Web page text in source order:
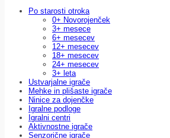
Po starosti otroka
0+ Novorojenček
3+ mesece
6+ mesecev
12+ mesecev
18+ mesecev
24+ mesecev
3+ leta
Ustvarjalne igrače
Mehke in plišaste igrače
Ninice za dojenčke
Igralne podloge
Igralni centri
Aktivnostne igrače
Senzorične igrače